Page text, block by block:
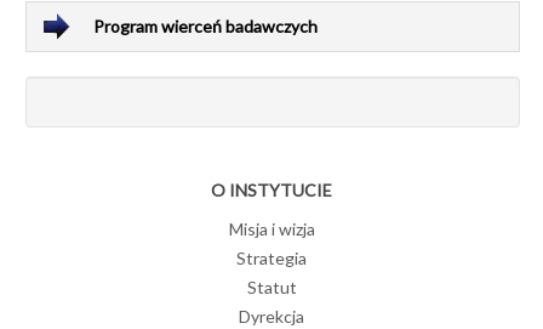
Program wierceń badawczych
O INSTYTUCIE
Misja i wizja
Strategia
Statut
Dyrekcja